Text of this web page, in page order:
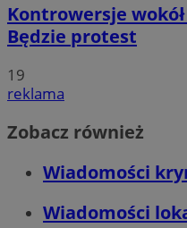
Kontrowersje
Będzie protest
19
reklama
Zobacz również
Wiadomości
Wiadomości